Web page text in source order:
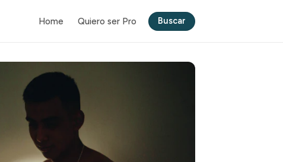
Home Quiero ser Pro Buscar